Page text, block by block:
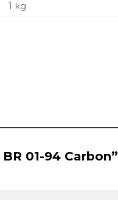
1 kg
01-94 Carbon”